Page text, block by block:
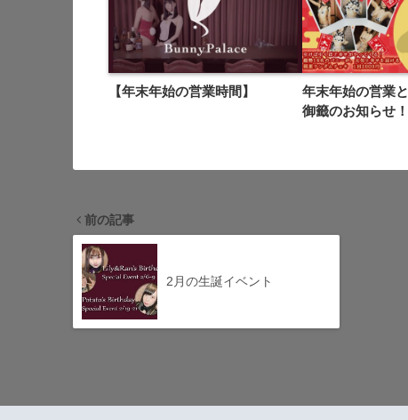
【年末年始の営業時間】
年末年始の営業
御籤のお知らせ！
前の記事
2月の生誕イベント